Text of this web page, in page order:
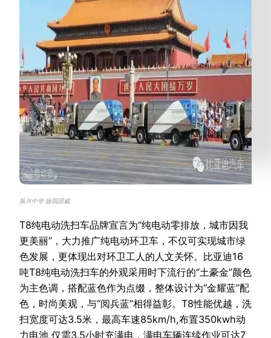
振兴中华 扬我国威
T8纯电动洗扫车品牌宣言为“纯电动零排放，城市因我
更美丽”，大力推广纯电动环卫车，不仅可实现城市绿
色发展，更体现出对环卫工人的人文关怀。比亚迪16
吨T8纯电动洗扫车的外观采用时下流行的“土豪金”颜色
为主色调，搭配蓝色作为点缀，整体设计为“金耀蓝”配
色，时尚美观，与“阅兵蓝”相得益彰。T8性能优越，洗
扫宽度可达3.5米，最高车速85km/h,布置350kwh动
力电池,仅需3.5小时充满电，满电车辆连续作业可达7